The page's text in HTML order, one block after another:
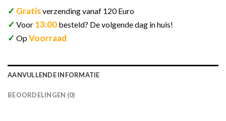
✓ Gratisverzending vanaf 120 Euro
✓ Voor 13:00 besteld? De volgende dag in huis!
✓ OpVoorraad
AANVULLENDE INFORMATIE
BEOORDELINGEN (0)